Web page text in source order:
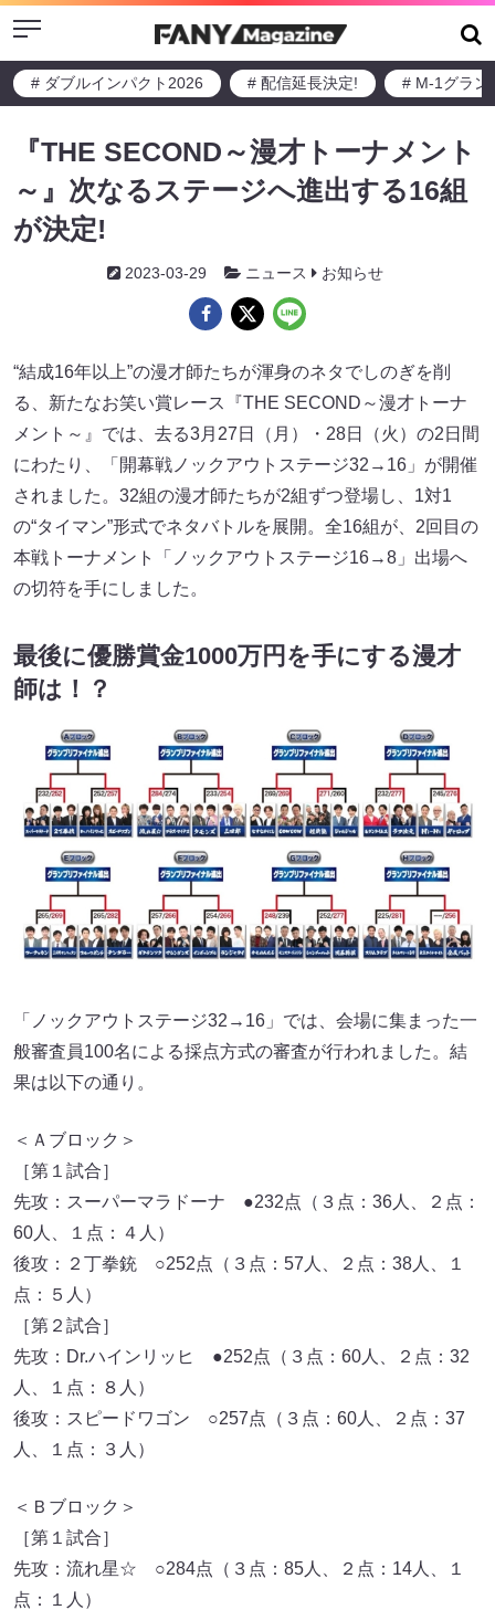
Menu
# ダブルインパクト2026 # 配信延長決定! # M-1グラン
『THE SECOND～漫才トーナメント
～』次なるステージへ進出する16組
が決定!
2023-03-29 ニュース お知らせ
“結成16年以上”の漫才師たちが渾身のネタでしのぎを削
る、新たなお笑い賞レース『THE SECOND～漫才トーナ
メント～』では、去る3月27日（月）・28日（火）の2日間
にわたり、「開幕戦ノックアウトステージ32→16」が開催
されました。32組の漫才師たちが2組ずつ登場し、1対1
の“タイマン”形式でネタバトルを展開。全16組が、2回目の
本戦トーナメント「ノックアウトステージ16→8」出場へ
の切符を手にしました。
最後に優勝賞金1000万円を手にする漫才
師は！？
「ノックアウトステージ32→16」では、会場に集まった一
般審査員100名による採点方式の審査が行われました。結
果は以下の通り。
＜Ａブロック＞
［第１試合］
先攻：スーパーマラドーナ ●232点（３点：36人、２点：
60人、１点：４人）
後攻：２丁拳銃 ○252点（３点：57人、２点：38人、１
点：５人）
［第２試合］
先攻：Dr.ハインリッヒ ●252点（３点：60人、２点：32
人、１点：８人）
後攻：スピードワゴン ○257点（３点：60人、２点：37
人、１点：３人）
＜Ｂブロック＞
［第１試合］
先攻：流れ星☆ ○284点（３点：85人、２点：14人、１
点：１人）